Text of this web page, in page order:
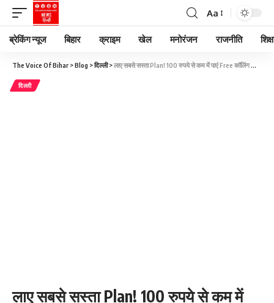
Aa
ब्रेकिंग न्यूज बिहार क्राइम खेल मनोरंजन राजनीति
The Voice Of Bihar >Blog >दिल्ली>लाए सबसे सस्ता Plan! 100 रुपये से कम में पाएं Free कॉलिंग और इंटरनेट, एयरटेल Shock में
दिल्ली
लाए सबसे सस्ता Plan! 100 रुपये से कम में